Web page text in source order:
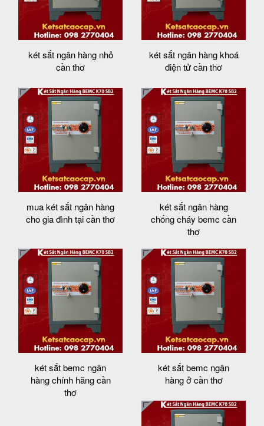
két sắt ngân hàng nhỏ
cần thơ
két sắt ngân hàng khoá
điện tử cần thơ
mua két sắt ngân hàng
cho gia đình tại cần thơ
két sắt ngân hàng
chống cháy bemc cần
thơ
két sắt bemc ngân
hàng chính hãng cần
thơ
két sắt bemc ngân
hàng ở cần thơ